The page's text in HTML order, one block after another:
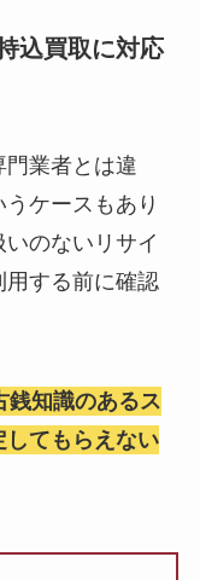
込買取に対応
門業者とは違
ケースもあり
のないリサイ
用する前に確認
銭知識のあるス
してもらえない